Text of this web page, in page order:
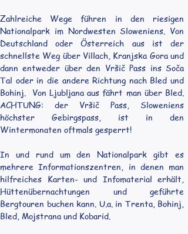
Zahlreiche Wege führen in den riesigen
Nationalpark im Nordwesten Sloweniens. Von
Deutschland oder Österreich aus ist der
schnellste Weg über Villach, Kranjska Gora und
dann entweder über den Vršič Pass ins Soča
Tal oder in die andere Richtung nach Bled und
Bohinj.  Von Ljubljana aus fährt man über Bled.
ACHTUNG: der Vršič Pass, Sloweniens
höchster Gebirgspass, ist in den
Wintermonaten oftmals gesperrt!
In und rund um den Nationalpark gibt es
mehrere Informationszentren, in denen man
hilfreiches Karten- und Infomaterial erhält,
Hüttenübernachtungen und geführte
Bergtouren buchen kann. U.a. in Trenta, Bohinj,
Bled, Mojstrana und Kobarid.